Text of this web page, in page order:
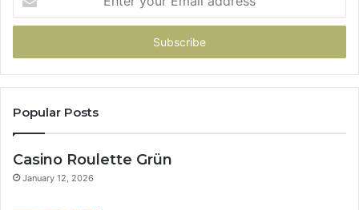
your
Email
Popular Posts
Casino Roulette Grün
January 12, 2026